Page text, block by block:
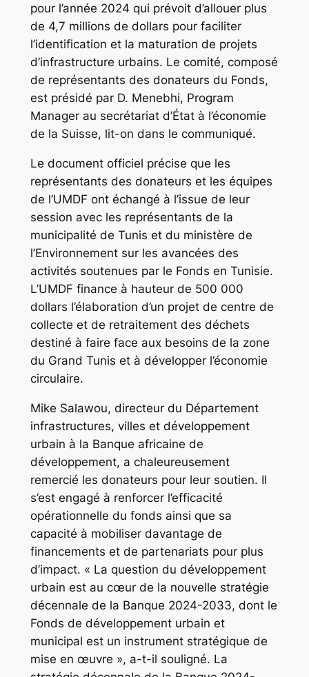
pour l’année 2024 qui prévoit d’allouer plus
de 4,7 millions de dollars pour faciliter
l’identification et la maturation de projets
d’infrastructure urbains. Le comité, composé
de représentants des donateurs du Fonds,
est présidé par D. Menebhi, Program
Manager au secrétariat d’État à l’économie
de la Suisse, lit-on dans le communiqué.
Le document officiel précise que les
représentants des donateurs et les équipes
de l’UMDF ont échangé à l’issue de leur
session avec les représentants de la
municipalité de Tunis et du ministère de
l’Environnement sur les avancées des
activités soutenues par le Fonds en Tunisie.
L’UMDF finance à hauteur de 500 000
dollars l’élaboration d’un projet de centre de
collecte et de retraitement des déchets
destiné à faire face aux besoins de la zone
du Grand Tunis et à développer l’économie
circulaire.
Mike Salawou, directeur du Département
infrastructures, villes et développement
urbain à la Banque africaine de
développement, a chaleureusement
remercié les donateurs pour leur soutien. Il
s’est engagé à renforcer l’efficacité
opérationnelle du fonds ainsi que sa
capacité à mobiliser davantage de
financements et de partenariats pour plus
d’impact. « La question du développement
urbain est au cœur de la nouvelle stratégie
décennale de la Banque 2024-2033, dont le
Fonds de développement urbain et
municipal est un instrument stratégique de
mise en œuvre », a-t-il souligné. La